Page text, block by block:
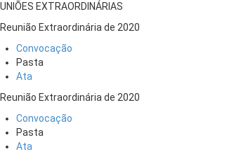
EXTRAORDINÁRIAS
Reunião Extraordinária de 2020
Convocação
Pasta
Ata
Extraordinária de 2020
Convocação
Pasta
Ata